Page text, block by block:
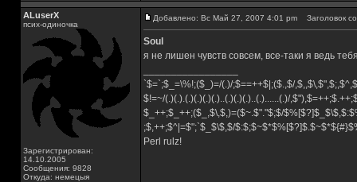
ALuserX
псих-одиночка
Зарегистрирован:
14.10.2005
Сообщения: 9828
Откуда: немецыя
Добавлено: Вс Май 27, 2007 4:01 pm Заголовок
Soul
я не лишен чувств совсем, все-таки я ведь
`$=`;$_=\%!;($_)=/(.)/;$==++$|;($.,$/
$!=~/(.)(.).(.)(.)(.)(.)..(.)(.)(.)..(.)......(.)/
$_++;$_++;($_,$\,$,)=($~.$"."$;$/
;$,++;$^|=$";`$_$\$,$/
Perl rulz!